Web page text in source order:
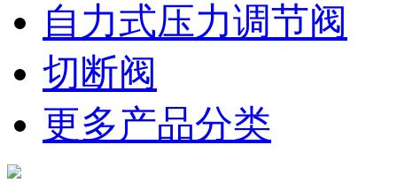
自力式压力调节阀
切断阀
更多产品分类